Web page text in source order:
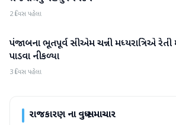
2 દિવસ પહેલા
રાજકારણ
પંજાબના ભૂતપૂર્વ સીએમ ચન્ની મધ્યરાત્રિએ રેતી
પાડવા નીકળ્યા
3 દિવસ પહેલા
રાજકારણના વધુ સમાચાર